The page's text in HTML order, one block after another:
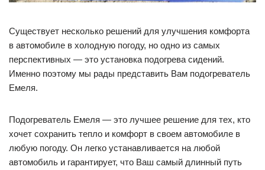
Существует несколько решений для улучшения комфорта
в автомобиле в холодную погоду, но одно из самых
перспективных — это установка подогрева сидений.
Именно поэтому мы рады представить Вам подогреватель
Емеля.
Подогреватель Емеля — это лучшее решение для тех, кто
хочет сохранить тепло и комфорт в своем автомобиле в
любую погоду. Он легко устанавливается на любой
автомобиль и гарантирует, что Ваш самый длинный путь